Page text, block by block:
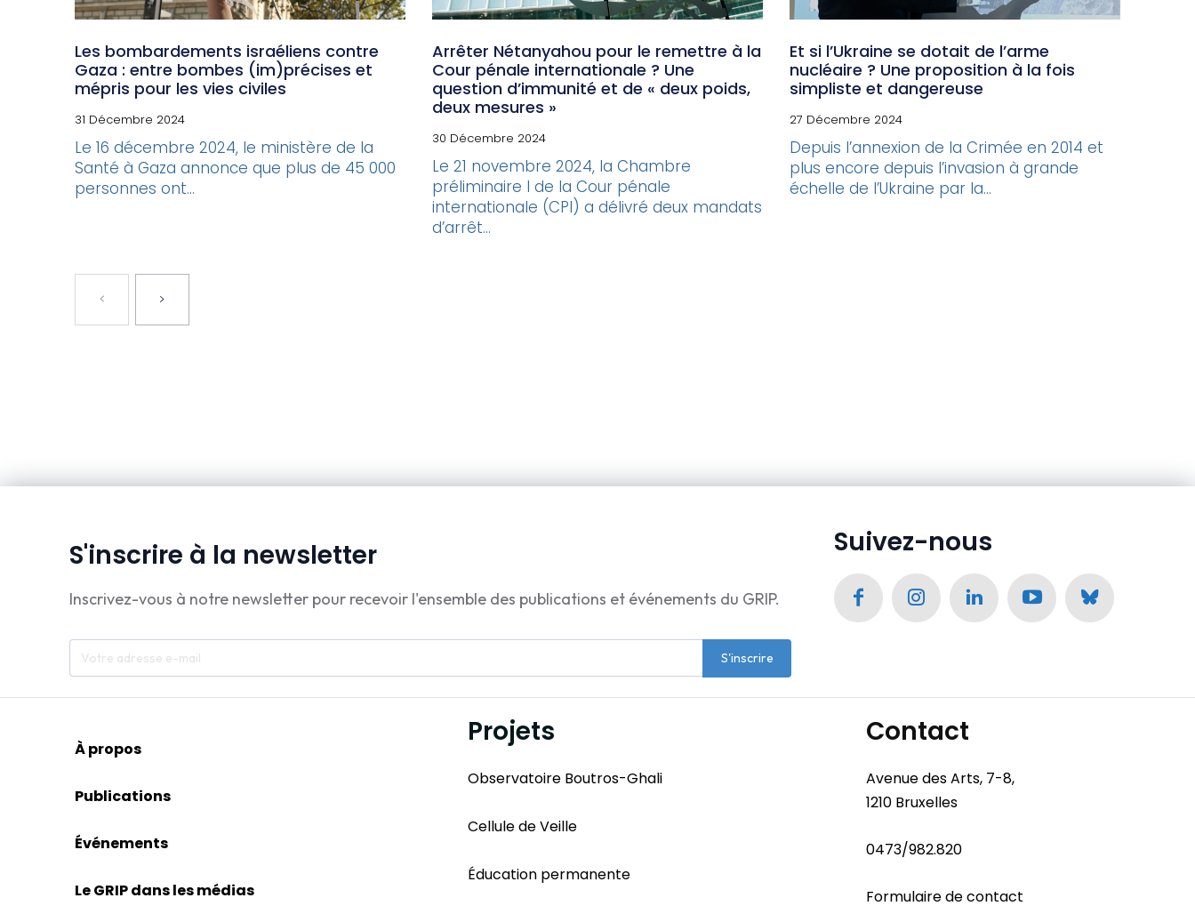
Les bombardements israéliens contre
Gaza : entre bombes (im)précises et
mépris pour les vies civiles
31 Décembre 2024
Le 16 décembre 2024, le ministère de la
Santé à Gaza annonce que plus de 45 000
personnes ont...
Arrêter Nétanyahou pour le remettre à la
Cour pénale internationale ? Une
question d’immunité et de « deux poids,
deux mesures »
30 Décembre 2024
Le 21 novembre 2024, la Chambre
préliminaire I de la Cour pénale
internationale (CPI) a délivré deux mandats
d’arrêt...
Et si l’Ukraine se dotait de l’arme
nucléaire ? Une proposition à la fois
simpliste et dangereuse
27 Décembre 2024
Depuis l’annexion de la Crimée en 2014 et
plus encore depuis l’invasion à grande
échelle de l’Ukraine par la...
S'inscrire à la newsletter
Inscrivez-vous à notre newsletter pour recevoir l'ensemble des publications et événements du GRIP.
S'inscrire
Suivez-nous
À propos
Publications
Événements
Le GRIP dans les médias
Projets
Observatoire Boutros-Ghali
Cellule de Veille
Éducation permanente
Contact
Avenue des Arts, 7-8,
1210 Bruxelles
0473/982.820
Formulaire de contact